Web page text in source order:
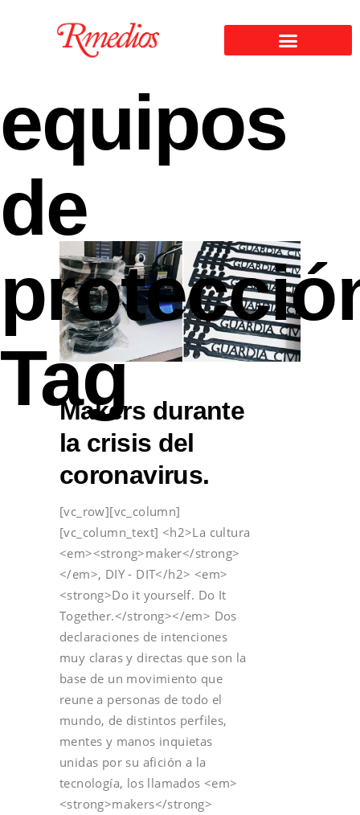
equipos
de
Tag
Makers durante
la crisis del
coronavirus.
[vc_row][vc_column]
[vc_column_text] <h2>La cultura
<em><strong>maker</strong>
</em>, DIY - DIT</h2> <em>
<strong>Do it yourself. Do It
Together.</strong></em> Dos
declaraciones de intenciones
muy claras y directas que son la
base de un movimiento que
reune a personas de todo el
mundo, de distintos perfiles,
mentes y manos inquietas
unidas por su afición a la
tecnología, los llamados <em>
<strong>makers</strong>